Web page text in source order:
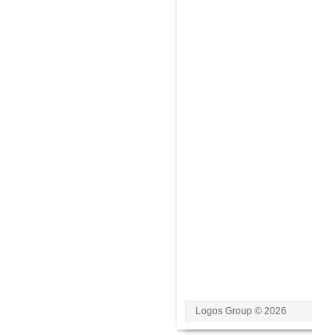
Logos Group © 2026